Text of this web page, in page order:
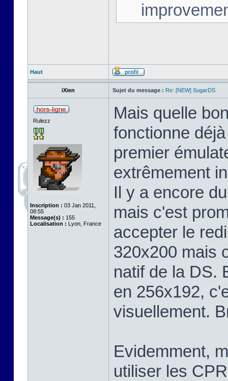
Haut
iXien Sujet du message : Re: [NEW] SugarDS
Rulezz
Inscription : 03 Jan 2011,
08:55
Message(s) : 155
Localisation : Lyon, France
Mais quelle
fonctionne
premier
extrêmement
Il y a encore
mais c'est
accepter le
320x200 mais
natif de la DS.
en 256x192,
visuellement.
Evidemment,
utiliser les